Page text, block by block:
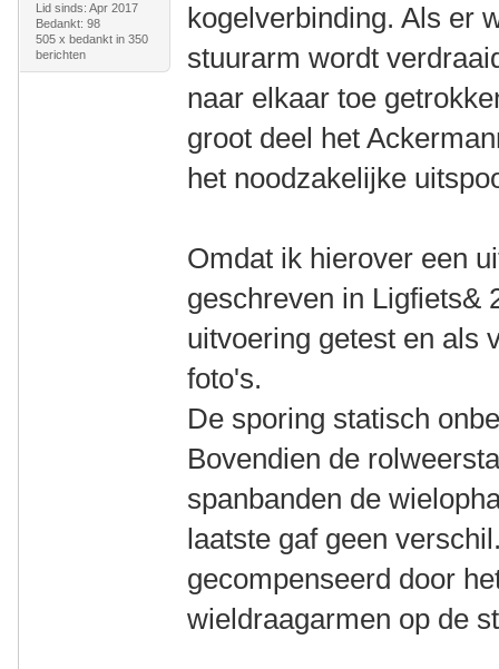
Lid sinds: Apr 2017
Bedankt: 98
505 x bedankt in 350
berichten
kogelverbinding. Als er
stuurarm wordt
naar elkaar toe
groot deel het
het noodzakelijke
Omdat ik hierover een
geschreven in Ligfiets&
uitvoering getest en als
foto's.
De sporing statisch
Bovendien de
spanbanden de
laatste gaf geen
gecompenseerd door
wieldraagarmen op de